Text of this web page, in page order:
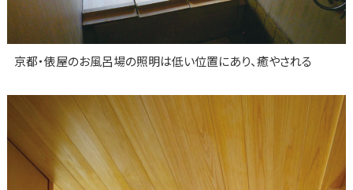
京都・俵屋のお風呂場の照明は低い位置にあり、癒やされる